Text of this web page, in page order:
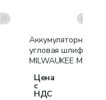
Аккумуляторная
угловая
MILWAUKEE M18
Цена
с
НДС